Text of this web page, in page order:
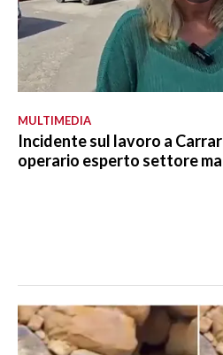
MULTIMEDIA
Incidente sul lavoro a
operario esperto settore